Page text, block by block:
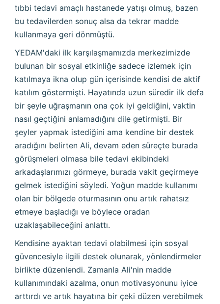
tıbbi tedavi amaçlı hastanede yatışı olmuş, bazen
bu tedavilerden sonuç alsa da tekrar madde
kullanmaya geri dönmüştü.
YEDAM'daki ilk karşılaşmamızda merkezimizde
bulunan bir sosyal etkinliğe sadece izlemek için
katılmaya ikna olup gün içerisinde kendisi de aktif
katılım göstermişti. Hayatında uzun süredir ilk defa
bir şeyle uğraşmanın ona çok iyi geldiğini, vaktin
nasıl geçtiğini anlamadığını dile getirmişti. Bir
şeyler yapmak istediğini ama kendine bir destek
aradığını belirten Ali, devam eden süreçte burada
görüşmeleri olmasa bile tedavi ekibindeki
arkadaşlarımızı görmeye, burada vakit geçirmeye
gelmek istediğini söyledi. Yoğun madde kullanımı
olan bir bölgede oturmasının onu artık rahatsız
etmeye başladığı ve böylece oradan
uzaklaşabileceğini anlattı.
Kendisine ayaktan tedavi olabilmesi için sosyal
güvencesiyle ilgili destek olunarak, yönlendirmeler
birlikte düzenlendi. Zamanla Ali'nin madde
kullanımındaki azalma, onun motivasyonunu iyice
arttırdı ve artık hayatına bir çeki düzen verebilmek